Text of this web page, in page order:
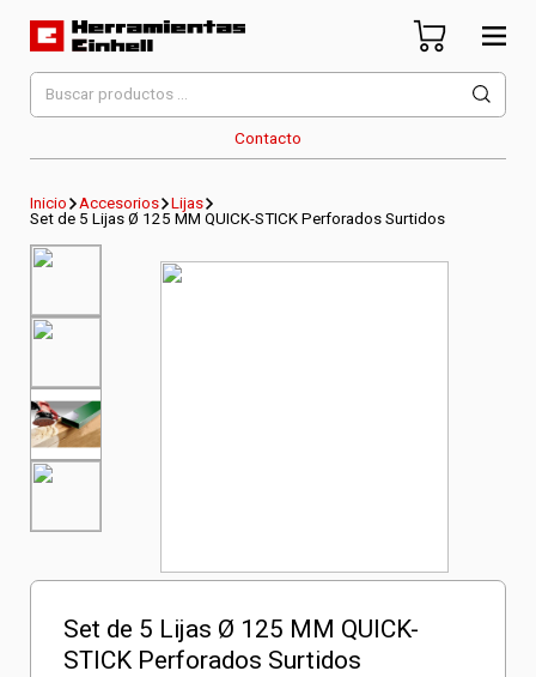
Herramientas Einhell
Distribuidor Oficial
Contacto
Buscar
por:
Inicio Accesorios
Lijas
Set de 5 Lijas Ø 125 MM QUICK-STICK Perforados Surtidos
Set de 5 Lijas Ø 125 MM QUICK-
STICK Perforados Surtidos